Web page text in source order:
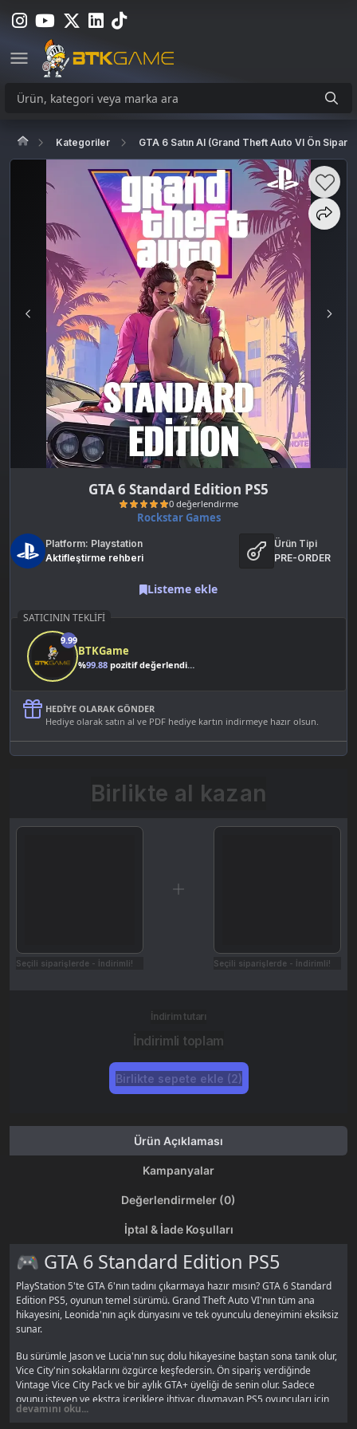
Kategoriler GTA 6 Satın Al (Grand Theft Auto VI Ön
GTA 6 Standard Edition PS5
Rockstar Games
Platform: Playstation
Aktifleştirme rehberi
Ürün Tipi
PRE-ORDER
Listeme ekle
SATICININ TEKLIFI
9.99
BTKGame
%99.88 pozitif değerlendirme
HEDIYE OLARAK GÖNDER
Hediye olarak satın al ve PDF hediye kartın indirmeye hazır olsun.
Birlikte al kazan
Seçili siparişlerde - İndirimli! Seçili siparişlerde - İndirimli!
İndirim tutarı
İndirimli toplam
Birlikte sepete ekle (2)
Ürün Açıklaması
Kampanyalar
Değerlendirmeler (0)
İptal & İade Koşulları
🎮 GTA 6 Standard Edition PS5
PlayStation 5'te GTA 6'nın tadını çıkarmaya hazır mısın? GTA 6 Standard
Edition PS5, oyunun temel sürümü. Grand Theft Auto VI'nın tüm ana
hikayesini, Leonida'nın açık dünyasını ve tek oyunculu deneyimini eksiksiz
sunar.
Bu sürümle Jason ve Lucia'nın suç dolu hikayesine baştan sona tanık olur,
Vice City'nin sokaklarını özgürce keşfedersin. Ön sipariş verdiğinde
Vintage Vice City Pack ve bir aylık GTA+ üyeliği de senin olur. Sadece
oyunu isteyen ve ekstra içeriklere ihtiyaç duymayan PS5 oyuncuları için
ideal seçim.
devamını oku...